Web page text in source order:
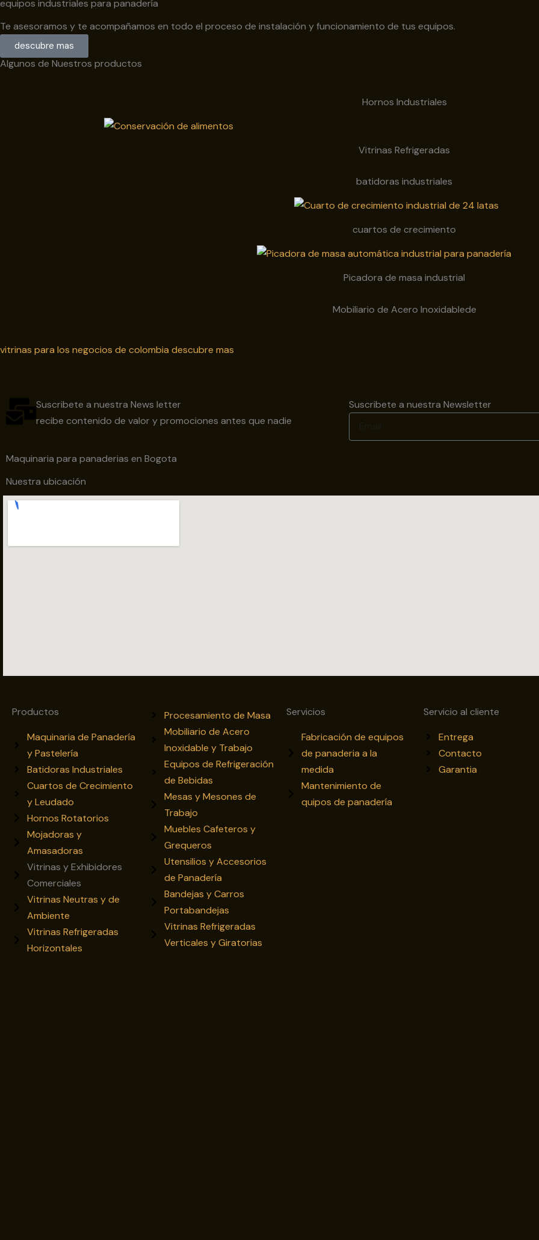
equipos industriales para panadería
Te asesoramos y te acompañamos en todo el proceso de instalación y funcionamiento de tus equipos.
descubre mas
Algunos de Nuestros productos
Hornos Industriales
Vitrinas Refrigeradas
batidoras industriales
cuartos de crecimiento
Picadora de masa industrial
Mobiliario de Acero Inoxidablede
vitrinas para los negocios de colombia descubre mas
Suscribete a nuestra News letter
recibe contenido de valor y promociones antes que nadie
Suscribete a nuestra Newsletter
Maquinaria para panaderias en Bogota
Nuestra ubicación
Productos
Maquinaria de Panadería
y Pastelería
Batidoras Industriales
Cuartos de Crecimiento
y Leudado
Hornos Rotatorios
Mojadoras y
Amasadoras
Vitrinas y Exhibidores
Comerciales
Vitrinas Neutras y de
Ambiente
Vitrinas Refrigeradas
Horizontales
Procesamiento de Masa
Mobiliario de Acero
Inoxidable y Trabajo
Equipos de Refrigeración
de Bebidas
Mesas y Mesones de
Trabajo
Muebles Cafeteros y
Grequeros
Utensilios y Accesorios
de Panadería
Bandejas y Carros
Portabandejas
Vitrinas Refrigeradas
Verticales y Giratorias
Servicios
Fabricación de equipos
de panaderia a la
medida
Mantenimiento de
quipos de panadería
Servicio al cliente
Entrega
Contacto
Garantia